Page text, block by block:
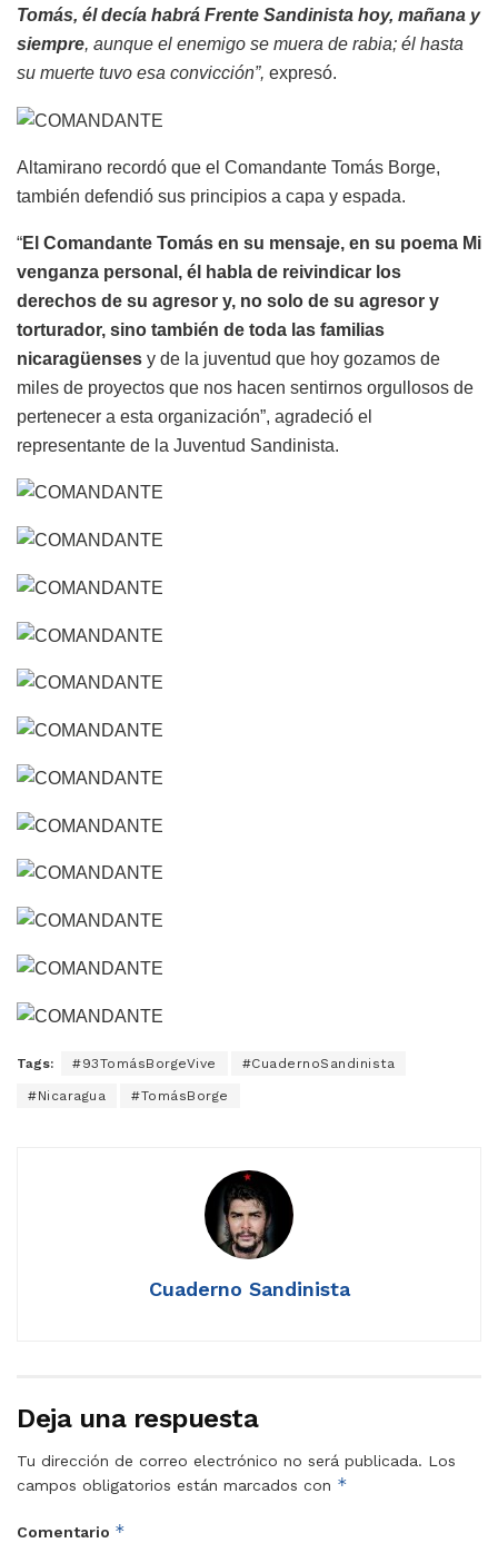
Tomás, él decía habrá Frente Sandinista hoy, mañana y
siempre, aunque el enemigo se muera de rabia; él hasta
su muerte tuvo esa convicción”, expresó.
Altamirano recordó que el Comandante Tomás Borge,
también defendió sus principios a capa y espada.
“El Comandante Tomás en su mensaje, en su poema Mi
venganza personal, él habla de reivindicar los
derechos de su agresor y, no solo de su agresor y
torturador, sino también de toda las familias
nicaragüenses y de la juventud que hoy gozamos de
miles de proyectos que nos hacen sentirnos orgullosos de
pertenecer a esta organización”, agradeció el
representante de la Juventud Sandinista.
Tags: #93TomásBorgeVive #CuadernoSandinista
#Nicaragua #TomásBorge
Cuaderno Sandinista
Deja una respuesta
Tu dirección de correo electrónico no será publicada. Los
campos obligatorios están marcados con *
Comentario *